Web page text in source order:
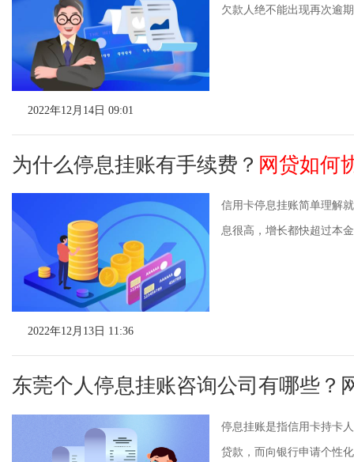
欠款人绝不能出现再次逾
2022年12月14日 09:01
为什么停息挂账有手续费？ 网贷如何
信用卡停息挂账简单理解
息很高，增长都快超过本
2022年12月13日 11:36
东莞个人停息挂账咨询公司有哪些？
停息挂账是指信用卡持卡
贷款，而向银行申请个性